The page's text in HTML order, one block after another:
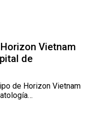
Vietnam
de
de Horizon Vietnam